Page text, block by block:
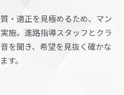
・適正を見極めるため、マン
施。進路指導スタッフとクラ
を聞き、希望を見抜く確かな
す。